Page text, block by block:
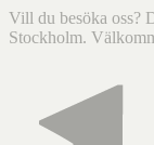
Vill du besöka oss?
Stockholm.